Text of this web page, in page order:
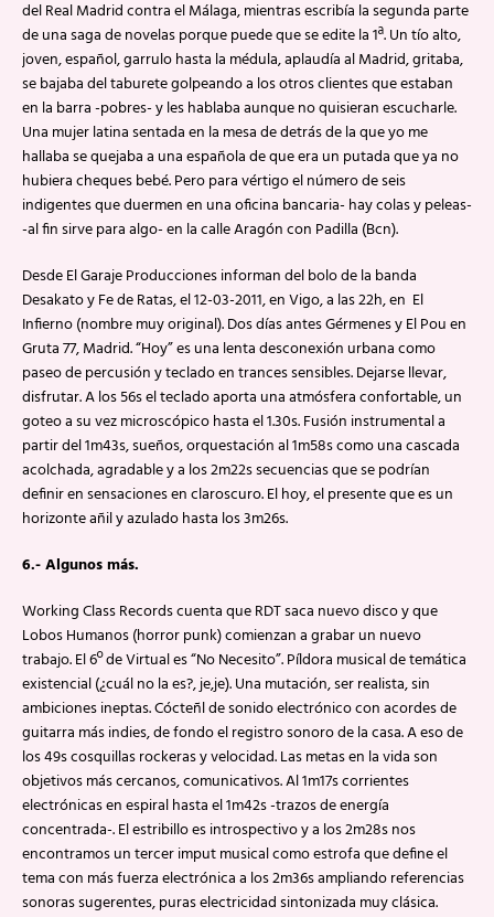
del Real Madrid contra el Málaga, mientras escribía la segunda parte
de una saga de novelas porque puede que se edite la 1ª. Un tío alto,
joven, español, garrulo hasta la médula, aplaudía al Madrid, gritaba,
se bajaba del taburete golpeando a los otros clientes que estaban
en la barra -pobres- y les hablaba aunque no quisieran escucharle.
Una mujer latina sentada en la mesa de detrás de la que yo me
hallaba se quejaba a una española de que era un putada que ya no
hubiera cheques bebé. Pero para vértigo el número de seis
indigentes que duermen en una oficina bancaria- hay colas y peleas-
-al fin sirve para algo- en la calle Aragón con Padilla (Bcn).
Desde El Garaje Producciones informan del bolo de la banda
Desakato y Fe de Ratas, el 12-03-2011, en Vigo, a las 22h, en El
Infierno (nombre muy original). Dos días antes Gérmenes y El Pou en
Gruta 77, Madrid. “Hoy” es una lenta desconexión urbana como
paseo de percusión y teclado en trances sensibles. Dejarse llevar,
disfrutar. A los 56s el teclado aporta una atmósfera confortable, un
goteo a su vez microscópico hasta el 1.30s. Fusión instrumental a
partir del 1m43s, sueños, orquestación al 1m58s como una cascada
acolchada, agradable y a los 2m22s secuencias que se podrían
definir en sensaciones en claroscuro. El hoy, el presente que es un
horizonte añil y azulado hasta los 3m26s.
6.- Algunos más.
Working Class Records cuenta que RDT saca nuevo disco y que
Lobos Humanos (horror punk) comienzan a grabar un nuevo
trabajo. El 6º de Virtual es “No Necesito”. Píldora musical de temática
existencial (¿cuál no la es?, je,je). Una mutación, ser realista, sin
ambiciones ineptas. Cócteñl de sonido electrónico con acordes de
guitarra más indies, de fondo el registro sonoro de la casa. A eso de
los 49s cosquillas rockeras y velocidad. Las metas en la vida son
objetivos más cercanos, comunicativos. Al 1m17s corrientes
electrónicas en espiral hasta el 1m42s -trazos de energía
concentrada-. El estribillo es introspectivo y a los 2m28s nos
encontramos un tercer imput musical como estrofa que define el
tema con más fuerza electrónica a los 2m36s ampliando referencias
sonoras sugerentes, puras electricidad sintonizada muy clásica.